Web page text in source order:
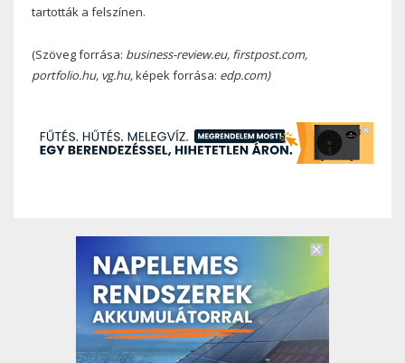
tartották a felszínen.
(Szöveg forrása: business-review.eu, firstpost.com,
portfolio.hu, vg.hu,képek forrása: edp.com)